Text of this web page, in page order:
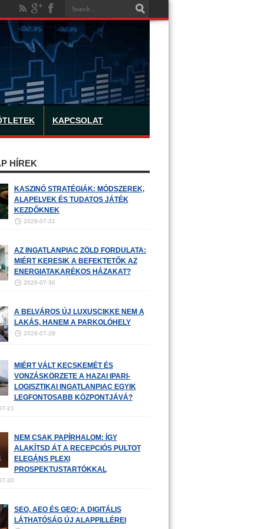
KAPCSOLAT
HÍREK
KASZINÓ STRATÉGIÁK: MÓDSZEREK,
ALAPELVEK ÉS TUDATOS JÁTÉK
KEZDŐKNEK
2026-07-31
AZ INGATLANPIAC ZÖLD FORDULATA:
MIÉRT KERESIK A BEFEKTETŐK AZ
ENERGIATAKARÉKOS HÁZAKAT?
2026-07-30
A BELVÁROS ÚJ LUXUSCIKKE NEM A
LAKÁS, HANEM A PARKOLÓHELY
2026-07-29
MIÉRT VÁLT KECSKEMÉT ÉS
VONZÁSKÖRZETE A HAZAI IPARI-
LOGISZTIKAI INGATLANPIAC EGYIK
LEGFONTOSABB KÖZPONTJÁVÁ?
21
NEM CSAK PAPÍRHALOM: ÍGY
ALAKÍTSD ÁT A RECEPCIÓS PULTOT
ELEGÁNS PLEXI
PROSPEKTUSTARTÓKKAL
20
SEO, AEO ÉS GEO: A DIGITÁLIS
LÁTHATÓSÁG ÚJ ALAPPILLÉREI